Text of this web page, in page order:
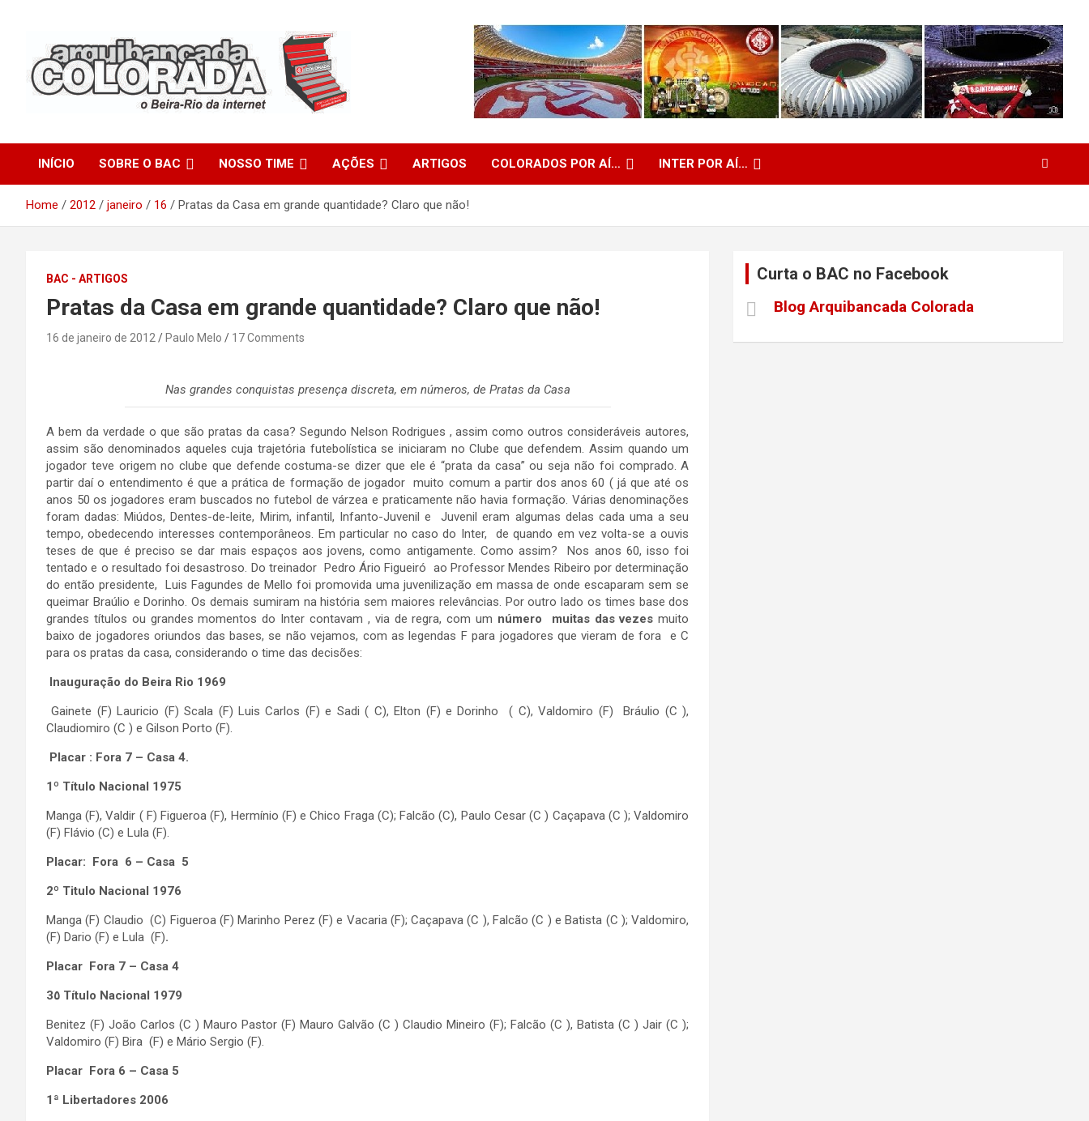
Arquibancada Colorada
INÍCIO SOBRE O BAC NOSSO TIME AÇÕES ARTIGOS COLORADOS POR AÍ… INTER POR AÍ…
Home 2012 janeiro 16 Pratas da Casa em grande quantidade? Claro que não!
BAC - ARTIGOS
Pratas da Casa em grande quantidade? Claro que não!
16 de janeiro de 2012 Paulo Melo 17 Comments
Nas grandes conquistas presença discreta, em números, de Pratas da Casa
A bem da verdade o que são pratas da casa? Segundo Nelson Rodrigues , assim como outros consideráveis autores,
assim são denominados aqueles cuja trajetória futebolística se iniciaram no Clube que defendem. Assim quando um
jogador teve origem no clube que defende costuma-se dizer que ele é “prata da casa” ou seja não foi comprado. A
partir daí o entendimento é que a prática de formação de jogador muito comum a partir dos anos 60 ( já que até os
anos 50 os jogadores eram buscados no futebol de várzea e praticamente não havia formação. Várias denominações
foram dadas: Miúdos, Dentes-de-leite, Mirim, infantil, Infanto-Juvenil e Juvenil eram algumas delas cada uma a seu
tempo, obedecendo interesses contemporâneos. Em particular no caso do Inter, de quando em vez volta-se a ouvis
teses de que é preciso se dar mais espaços aos jovens, como antigamente. Como assim? Nos anos 60, isso foi
tentado e o resultado foi desastroso. Do treinador Pedro Ário Figueiró ao Professor Mendes Ribeiro por determinação
do então presidente, Luis Fagundes de Mello foi promovida uma juvenilização em massa de onde escaparam sem se
queimar Braúlio e Dorinho. Os demais sumiram na história sem maiores relevâncias. Por outro lado os times base dos
grandes títulos ou grandes momentos do Inter contavam , via de regra, com um número muitas das vezesmuito
baixo de jogadores oriundos das bases, se não vejamos, com as legendas F para jogadores que vieram de fora e C
para os pratas da casa, considerando o time das decisões:
Inauguração do Beira Rio 1969
Gainete (F) Lauricio (F) Scala (F) Luis Carlos (F) e Sadi ( C), Elton (F) e Dorinho ( C), Valdomiro (F) Bráulio (C ),
Claudiomiro (C ) e Gilson Porto (F).
Placar : Fora 7 – Casa 4.
1º Título Nacional 1975
Manga (F), Valdir ( F) Figueroa (F), Hermínio (F) e Chico Fraga (C); Falcão (C), Paulo Cesar (C ) Caçapava (C ); Valdomiro
(F) Flávio (C) e Lula (F).
Placar: Fora 6 – Casa 5
2º Titulo Nacional 1976
Manga (F) Claudio (C) Figueroa (F) Marinho Perez (F) e Vacaria (F); Caçapava (C ), Falcão (C ) e Batista (C ); Valdomiro,
(F) Dario (F) e Lula (F).
Placar Fora 7 – Casa 4
3
٥ Título Nacional 1979
Benitez (F) João Carlos (C ) Mauro Pastor (F) Mauro Galvão (C ) Claudio Mineiro (F); Falcão (C ), Batista (C ) Jair (C );
Valdomiro (F) Bira (F) e Mário Sergio (F).
Placar Fora 6 – Casa 5
1ª Libertadores 2006
Curta o BAC no Facebook
Blog Arquibancada Colorada